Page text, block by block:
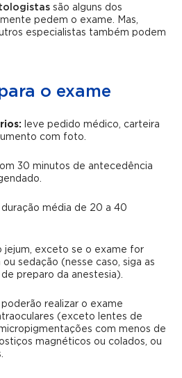
são alguns dos
pedem o exame. Mas,
especialistas também podem
o exame
leve pedido médico, carteira
com foto.
30 minutos de antecedência
média de 20 a 40
jejum, exceto se o exame for
sedação (nesse caso, siga as
preparo da anestesia).
poderão realizar o exame
(exceto lentes de
com menos de
magnéticos ou colados, ou